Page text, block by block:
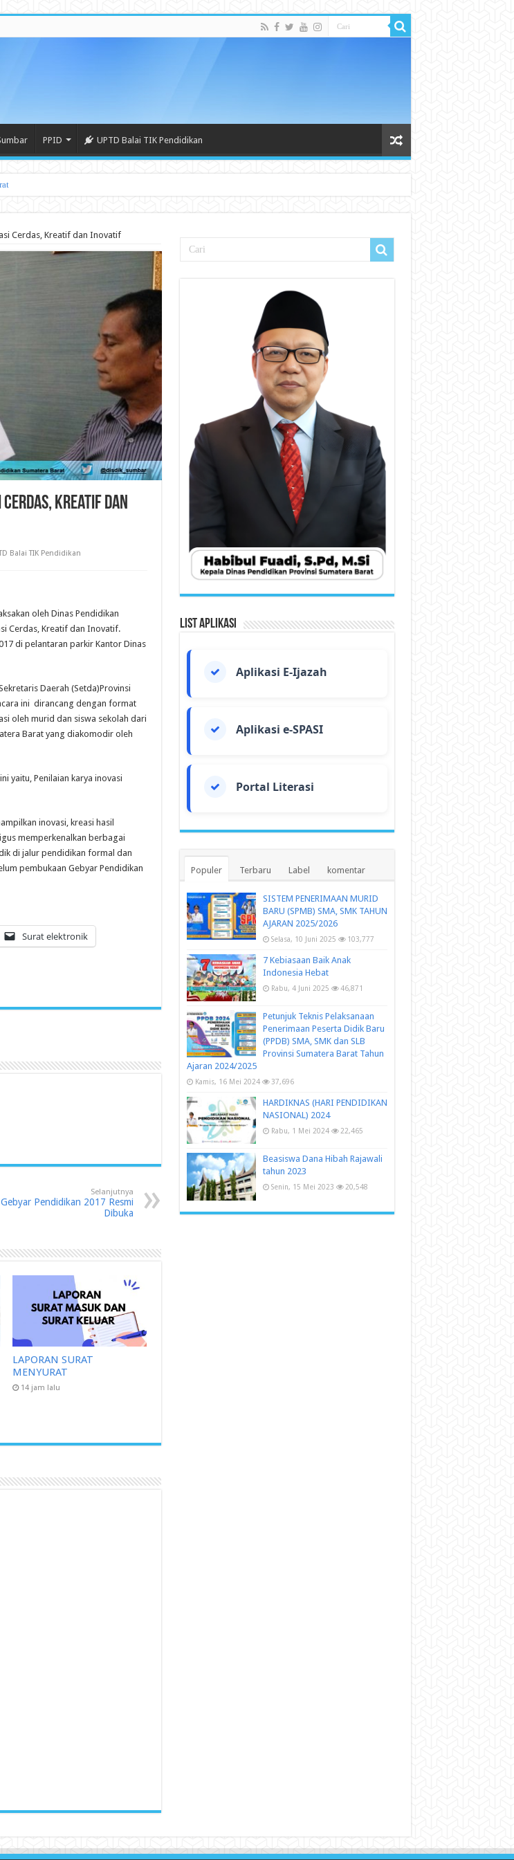
PPID UPTD Balai TIK Pendidikan
Cerdas, Kreatif dan Inovatif
Cerdas, Kreatif dan
Balai TIK Pendidikan
oleh Dinas Pendidikan
Cerdas, Kreatif dan Inovatif.
di pelantaran parkir Kantor Dinas
Daerah (Setda)Provinsi
ini dirancang dengan format
oleh murid dan siswa sekolah dari
Barat yang diakomodir oleh
yaitu, Penilaian karya inovasi
inovasi, kreasi hasil
memperkenalkan berbagai
di jalur pendidikan formal dan
pembukaan Gebyar Pendidikan
Surat elektronik
Selanjutnya
Gebyar Pendidikan 2017 Resmi
Dibuka
LAPORAN SURAT
MENYURAT
14 jam lalu
List Aplikasi
Aplikasi E-Ijazah
Aplikasi e-SPASI
Portal Literasi
Populer Terbaru Label komentar
SISTEM PENERIMAAN MURID
BARU (SPMB) SMA, SMK TAHUN
AJARAN 2025/2026
Selasa, 10 Juni 2025 103,777
7 Kebiasaan Baik Anak
Indonesia Hebat
Rabu, 4 Juni 2025 46,871
Petunjuk Teknis Pelaksanaan
Penerimaan Peserta Didik Baru
(PPDB) SMA, SMK dan SLB
Provinsi Sumatera Barat Tahun
Ajaran 2024/2025
Kamis, 16 Mei 2024 37,696
HARDIKNAS (HARI PENDIDIKAN
NASIONAL) 2024
Rabu, 1 Mei 2024 22,465
Beasiswa Dana Hibah Rajawali
tahun 2023
Senin, 15 Mei 2023 20,548